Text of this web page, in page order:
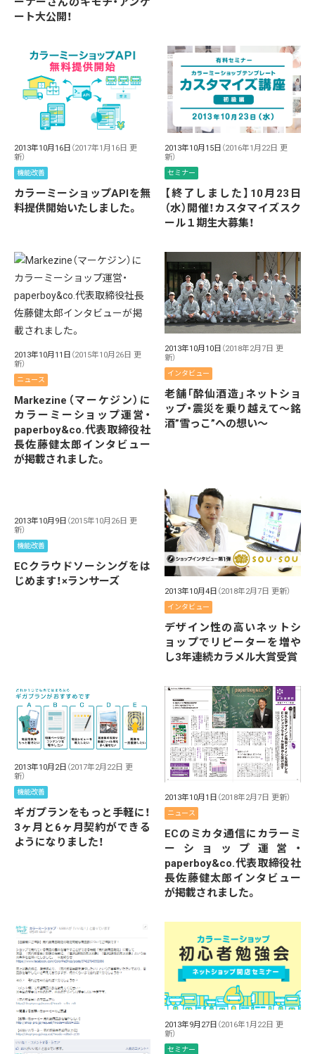
ート大公開！
2013年10月16日 （2017年1月16日 更
新）
機能改善
カラーミーショップAPIを無
料提供開始いたしました。
2013年10月15日 （2016年1月22日 更
新）
セミナー
【終了しました】10月23日
（水）開催！カスタマイズスク
ール１期生大募集！
2013年10月11日 （2015年10月26日 更
新）
ニュース
Markezine（マーケジン）に
カラーミーショップ運営・
paperboy&co.代表取締役社
長佐藤健太郎インタビュー
が掲載されました。
2013年10月10日 （2018年2月7日 更
新）
インタビュー
老舗「酔仙酒造」ネットショ
ップ・震災を乗り越えて～銘
酒”雪っこ”への想い～
2013年10月9日 （2015年10月26日 更
新）
機能改善
ECクラウドソーシングをは
じめます！×ランサーズ
2013年10月4日 （2018年2月7日 更新）
インタビュー
デザイン性の高いネットシ
ョップでリピーターを増や
し3年連続カラメル大賞受賞
2013年10月2日 （2017年2月22日 更
新）
機能改善
ギガプランをもっと手軽に！
3ヶ月と6ヶ月契約ができる
ようになりました！
2013年10月1日 （2018年2月7日 更新）
ニュース
ECのミカタ通信にカラーミ
ーショップ運営・
paperboy&co.代表取締役社
長佐藤健太郎インタビュー
が掲載されました。
2013年9月27日 （2016年1月22日 更
新）
セミナー